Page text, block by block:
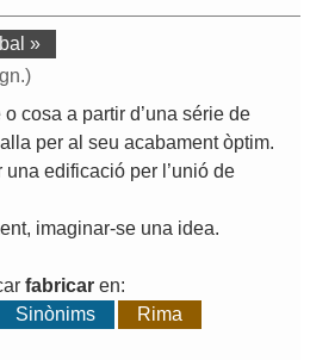
»
o cosa a partir d’una série de
per al seu acabament òptim.
una edificació per ’unió de
, imaginar-se una idea.
fabricar en:
Sinònims Rima